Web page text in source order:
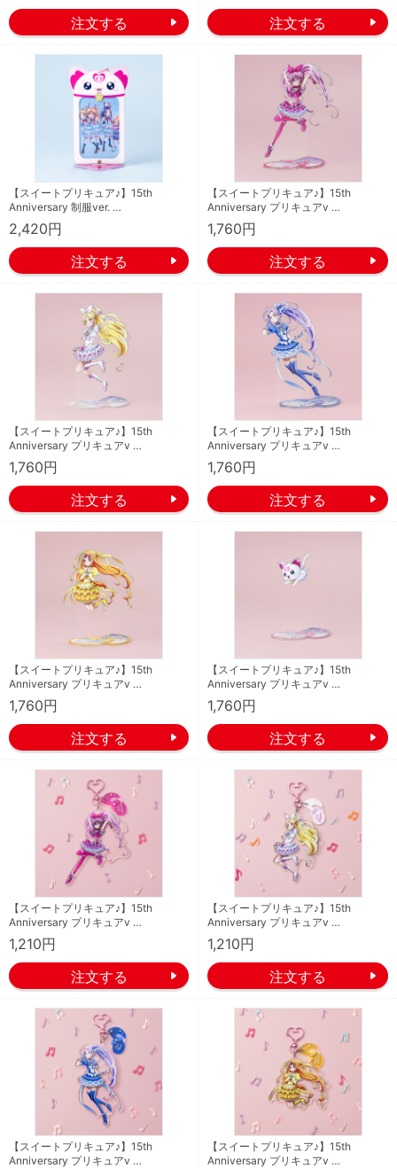
【スイートプリキュア♪】15th
Anniversary 制服ver. …
2,420円
【スイートプリキュア♪】15th
Anniversary プリキュアv …
1,760円
【スイートプリキュア♪】15th
Anniversary プリキュアv …
1,760円
【スイートプリキュア♪】15th
Anniversary プリキュアv …
1,760円
【スイートプリキュア♪】15th
Anniversary プリキュアv …
1,760円
【スイートプリキュア♪】15th
Anniversary プリキュアv …
1,760円
【スイートプリキュア♪】15th
Anniversary プリキュアv …
1,210円
【スイートプリキュア♪】15th
Anniversary プリキュアv …
1,210円
【スイートプリキュア♪】15th
Anniversary プリキュアv …
【スイートプリキュア♪】15th
Anniversary プリキュアv …